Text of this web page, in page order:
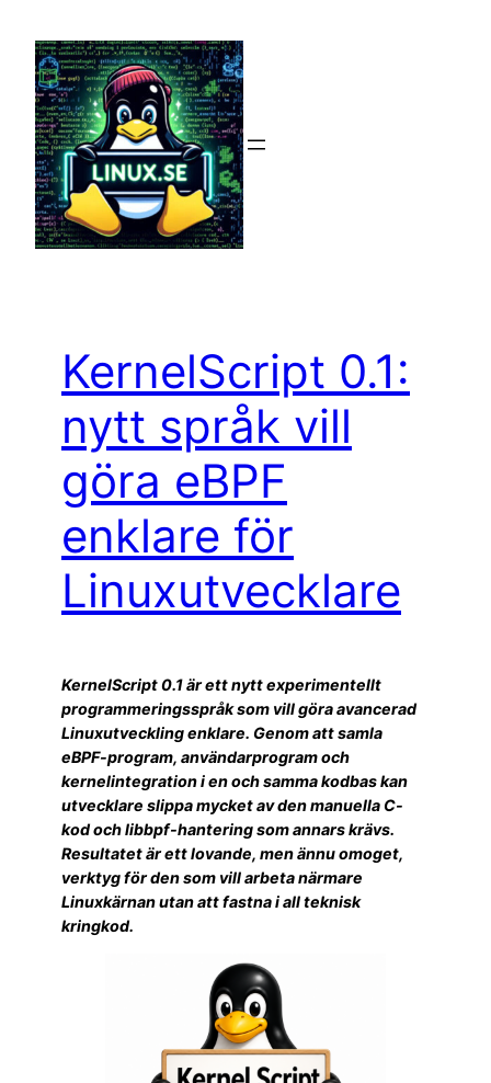
innehåll
KernelScript 0.1:
nytt språk vill
göra eBPF
enklare för
Linuxutvecklare
KernelScript 0.1 är ett nytt experimentellt
programmeringsspråk som vill göra avancerad
Linuxutveckling enklare. Genom att samla
eBPF-program, användarprogram och
kernelintegration i en och samma kodbas kan
utvecklare slippa mycket av den manuella C-
kod och libbpf-hantering som annars krävs.
Resultatet är ett lovande, men ännu omoget,
verktyg för den som vill arbeta närmare
Linuxkärnan utan att fastna i all teknisk
kringkod.